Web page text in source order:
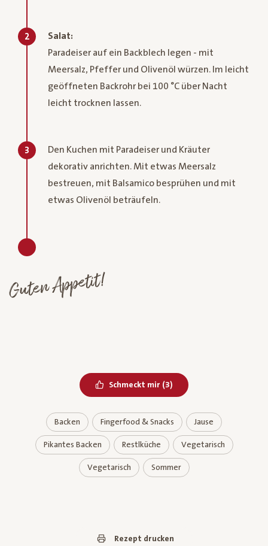
2
Salat:
Paradeiser auf ein Backblech legen - mit
Meersalz, Pfeffer und Olivenöl würzen. Im leicht
geöffneten Backrohr bei 100 °C über Nacht
leicht trocknen lassen.
3
Den Kuchen mit Paradeiser und Kräuter
dekorativ anrichten. Mit etwas Meersalz
bestreuen, mit Balsamico besprühen und mit
etwas Olivenöl beträufeln.
Guten Appetit!
Schmeckt mir Bereits geliked
(3)
Backen Fingerfood & Snacks Jause
Pikantes Backen Restlküche Vegetarisch
Vegetarisch Sommer
Rezept drucken